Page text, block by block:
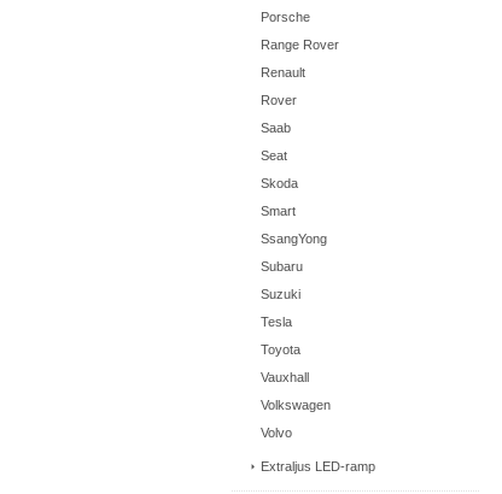
Porsche
Range Rover
Renault
Rover
Saab
Seat
Skoda
Smart
SsangYong
Subaru
Suzuki
Tesla
Toyota
Vauxhall
Volkswagen
Volvo
Extraljus LED-ramp